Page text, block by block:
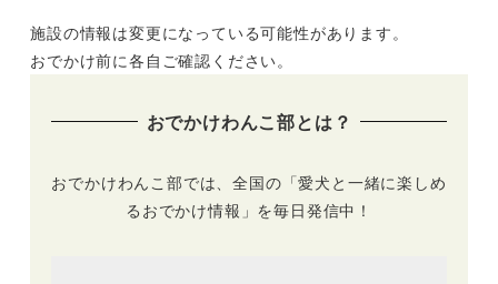
のドッグランやスノ
シュー体験など白銀
秋だけの絶景とトレ
ッキングを楽しも
3日まで）
施設の情報は変更になっている可能性があります。
おでかけ前に各自ご確認ください。
おでかけわんこ部とは？
おでかけわんこ部では、全国の「愛犬と一緒に楽しめ
るおでかけ情報」を毎日発信中！